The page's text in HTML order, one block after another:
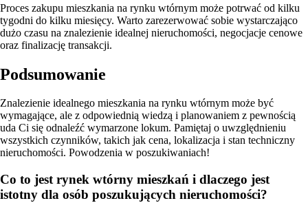
Proces zakupu mieszkania na rynku wtórnym może potrwać od kilku
tygodni do kilku miesięcy. Warto zarezerwować sobie wystarczająco
dużo czasu na znalezienie idealnej nieruchomości, negocjacje cenowe
oraz finalizację transakcji.
Podsumowanie
Znalezienie idealnego mieszkania na rynku wtórnym może być
wymagające, ale z odpowiednią wiedzą i planowaniem z pewnością
uda Ci się odnaleźć wymarzone lokum. Pamiętaj o uwzględnieniu
wszystkich czynników, takich jak cena, lokalizacja i stan techniczny
nieruchomości. Powodzenia w poszukiwaniach!
Co to jest rynek wtórny mieszkań i dlaczego jest
istotny dla osób poszukujących nieruchomości?